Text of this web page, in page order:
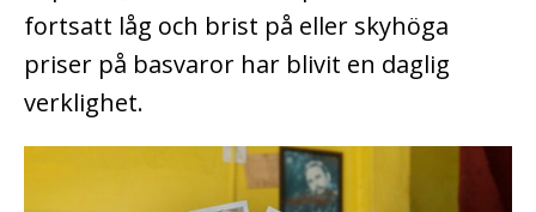
fortsatt låg och brist på eller skyhöga
priser på basvaror har blivit en daglig
verklighet.